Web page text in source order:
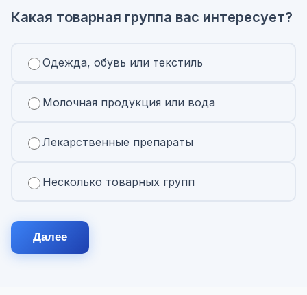
Какая товарная группа вас интересует?
Одежда, обувь или текстиль
Молочная продукция или вода
Лекарственные препараты
Несколько товарных групп
Далее